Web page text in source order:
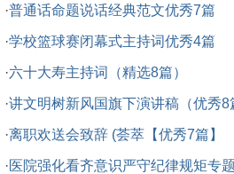
·普通话命题说话经典范文优秀7篇
·学校篮球赛闭幕式主持词优秀4篇
·六十大寿主持词（精选8篇）
·讲文明树新风国旗下演讲稿（优秀8
·离职欢送会致辞 (荟萃【优秀7篇】
·医院强化看齐意识严守纪律规矩专